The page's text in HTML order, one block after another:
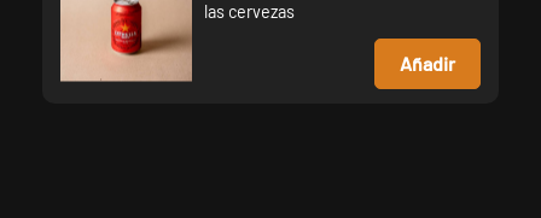
las cervezas
Añadir